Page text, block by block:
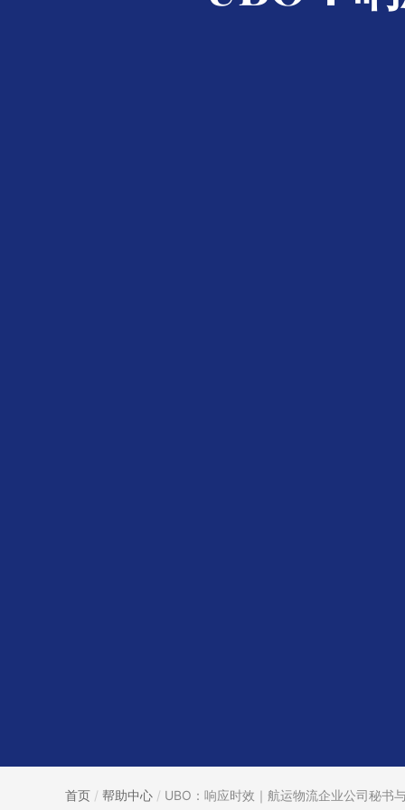
首页 / 帮助中心 / UBO：响应时效｜航运物流企业公司秘书